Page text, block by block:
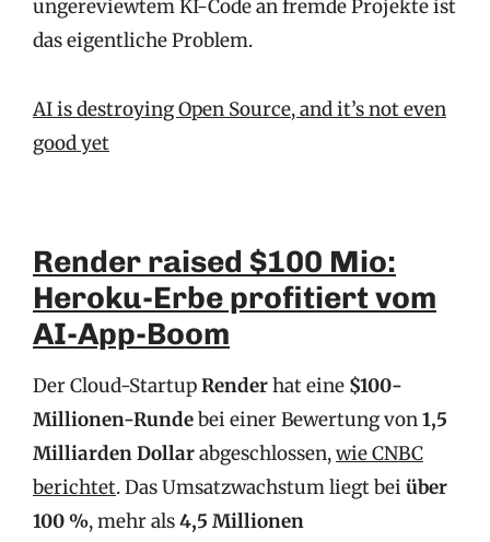
ungereviewtem KI-Code an fremde Projekte ist
das eigentliche Problem.
AI is destroying Open Source, and it’s not even
good yet
Render raised $100 Mio:
Heroku-Erbe profitiert vom
AI-App-Boom
Der Cloud-StartupRenderhat eine $100-
Millionen-Rundebei einer Bewertung von1,5
Milliarden Dollarabgeschlossen,wie CNBC
berichtet. Das Umsatzwachstum liegt bei über
100 %, mehr als4,5 Millionen